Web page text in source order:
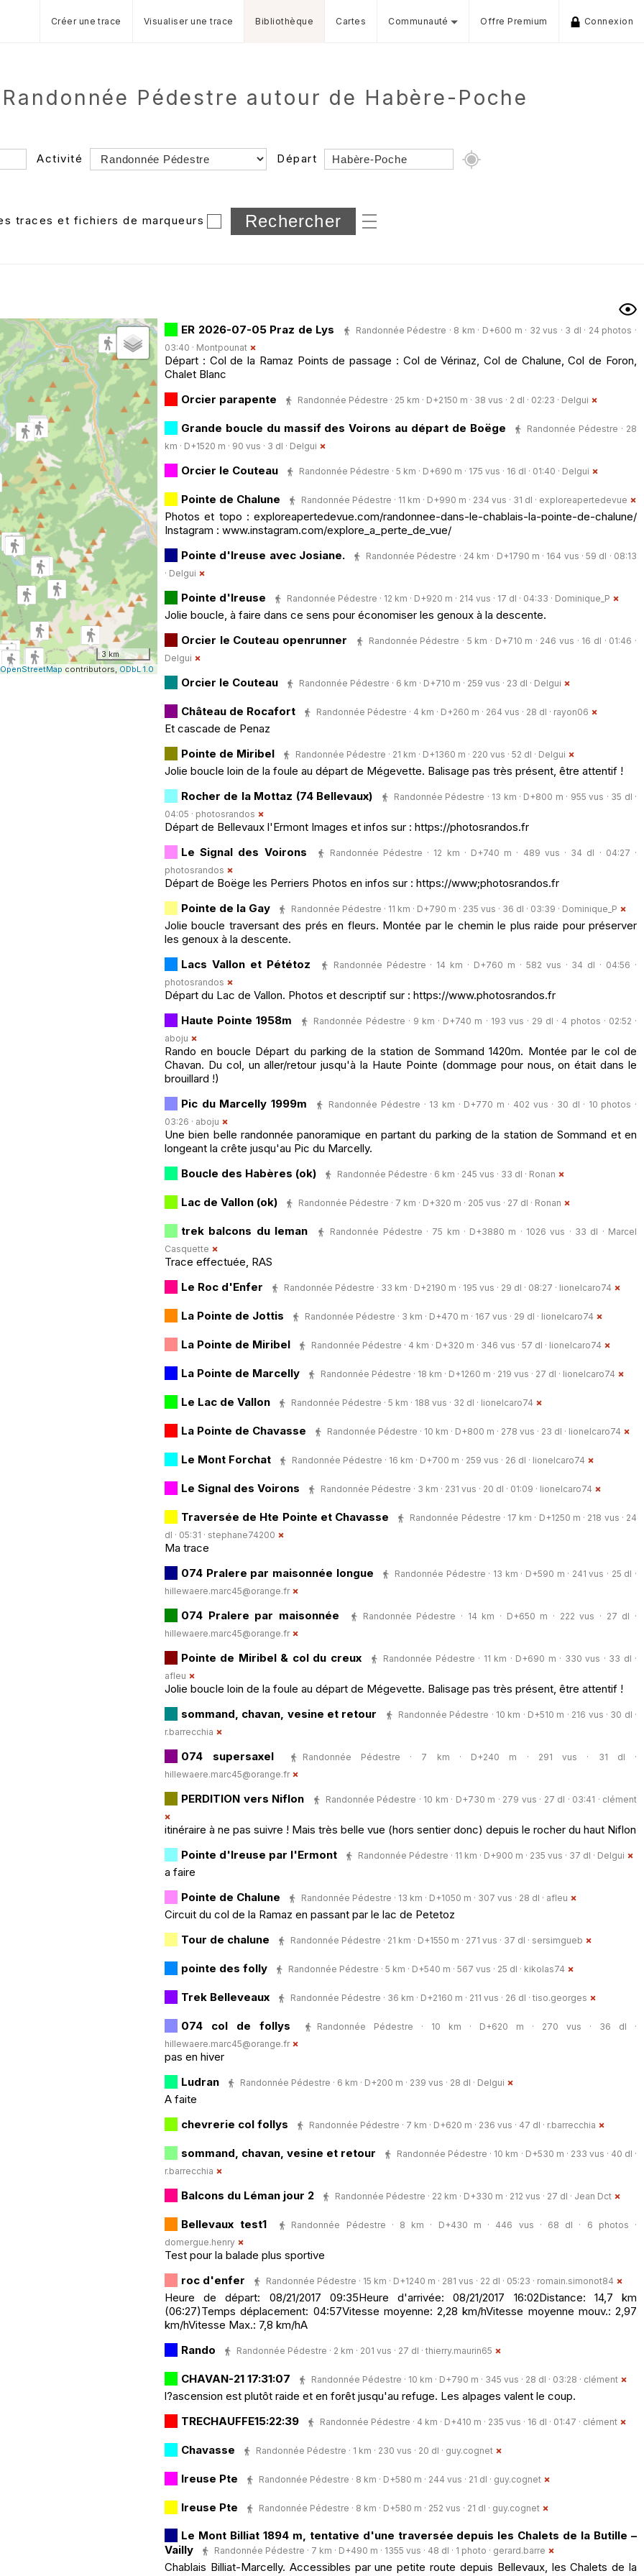
Créer une trace Visualiser une trace Bibliothèque Cartes Communauté Offre Premium Connexion
Pédestre autour de Habère-Poche
Activité Départ
Dossier
et sous-dossiers
traces et fichiers de marqueurs
3 km
OpenStreetMap contributors, ODbL 1.0
ER 2026-07-05 Praz de Lys
Randonnée Pédestre · 8 km · D+600 m · 32 vus · 3 dl · 24 photos ·
03:40 · Montpounat
Départ : Col de la Ramaz Points de passage : Col de Vérinaz, Col de Chalune, Col de Foron,
Chalet Blanc
Orcier parapente
Randonnée Pédestre · 25 km · D+2150 m · 38 vus · 2 dl · 02:23 · Delgui
Grande boucle du massif des Voirons au départ de Boëge
Randonnée Pédestre · 28
km · D+1520 m · 90 vus · 3 dl · Delgui
Orcier le Couteau Randonnée Pédestre · 5 km · D+690 m · 175 vus · 16 dl · 01:40 · Delgui
Pointe de Chalune Randonnée Pédestre · 11 km · D+990 m · 234 vus · 31 dl · exploreapertedevue
Photos et topo : exploreapertedevue.com/randonnee-dans-le-chablais-la-pointe-de-chalune/
Instagram : www.instagram.com/explore_a_perte_de_vue/
Pointe d'Ireuse avec Josiane.
Randonnée Pédestre · 24 km · D+1790 m · 164 vus · 59 dl · 08:13
· Delgui
Pointe d'Ireuse Randonnée Pédestre · 12 km · D+920 m · 214 vus · 17 dl · 04:33 · Dominique_P
Jolie boucle, à faire dans ce sens pour économiser les genoux à la descente.
Orcier le Couteau openrunner
Randonnée Pédestre · 5 km · D+710 m · 246 vus · 16 dl · 01:46 ·
Delgui
Orcier le Couteau Randonnée Pédestre · 6 km · D+710 m · 259 vus · 23 dl · Delgui
Château de Rocafort Randonnée Pédestre · 4 km · D+260 m · 264 vus · 28 dl · rayon06
Et cascade de Penaz
Pointe de Miribel
Randonnée Pédestre · 21 km · D+1360 m · 220 vus · 52 dl · Delgui
Jolie boucle loin de la foule au départ de Mégevette. Balisage pas très présent, être attentif !
Rocher de la Mottaz (74 Bellevaux)
Randonnée Pédestre · 13 km · D+800 m · 955 vus · 35 dl ·
04:05 · photosrandos
Départ de Bellevaux l'Ermont Images et infos sur : https://photosrandos.fr
Le Signal des Voirons
Randonnée Pédestre · 12 km · D+740 m · 489 vus · 34 dl · 04:27 ·
photosrandos
Départ de Boëge les Perriers Photos en infos sur : https://www;photosrandos.fr
Pointe de la Gay
Randonnée Pédestre · 11 km · D+790 m · 235 vus · 36 dl · 03:39 · Dominique_P
Jolie boucle traversant des prés en fleurs. Montée par le chemin le plus raide pour préserver
les genoux à la descente.
Lacs Vallon et Pététoz
Randonnée Pédestre · 14 km · D+760 m · 582 vus · 34 dl · 04:56 ·
photosrandos
Départ du Lac de Vallon. Photos et descriptif sur : https://www.photosrandos.fr
Haute Pointe 1958m
Randonnée Pédestre · 9 km · D+740 m · 193 vus · 29 dl · 4 photos · 02:52 ·
aboju
Rando en boucle Départ du parking de la station de Sommand 1420m. Montée par le col de
Chavan. Du col, un aller/retour jusqu'à la Haute Pointe (dommage pour nous, on était dans le
brouillard !)
Pic du Marcelly 1999m
Randonnée Pédestre · 13 km · D+770 m · 402 vus · 30 dl · 10 photos ·
03:26 · aboju
Une bien belle randonnée panoramique en partant du parking de la station de Sommand et en
longeant la crête jusqu'au Pic du Marcelly.
Boucle des Habères (ok)
Randonnée Pédestre · 6 km · 245 vus · 33 dl · Ronan
Lac de Vallon (ok) Randonnée Pédestre · 7 km · D+320 m · 205 vus · 27 dl · Ronan
trek balcons du leman Randonnée Pédestre · 75 km · D+3880 m · 1026 vus · 33 dl · Marcel
Casquette
Trace effectuée, RAS
Le Roc d'Enfer
Randonnée Pédestre · 33 km · D+2190 m · 195 vus · 29 dl · 08:27 · lionelcaro74
La Pointe de Jottis Randonnée Pédestre · 3 km · D+470 m · 167 vus · 29 dl · lionelcaro74
La Pointe de Miribel Randonnée Pédestre · 4 km · D+320 m · 346 vus · 57 dl · lionelcaro74
La Pointe de Marcelly Randonnée Pédestre · 18 km · D+1260 m · 219 vus · 27 dl · lionelcaro74
Le Lac de Vallon Randonnée Pédestre · 5 km · 188 vus · 32 dl · lionelcaro74
La Pointe de Chavasse Randonnée Pédestre · 10 km · D+800 m · 278 vus · 23 dl · lionelcaro74
Le Mont Forchat Randonnée Pédestre · 16 km · D+700 m · 259 vus · 26 dl · lionelcaro74
Le Signal des Voirons Randonnée Pédestre · 3 km · 231 vus · 20 dl · 01:09 · lionelcaro74
Traversée de Hte Pointe et Chavasse
Randonnée Pédestre · 17 km · D+1250 m · 218 vus · 24
dl · 05:31 · stephane74200
Ma trace
074 Pralere par maisonnée longue
Randonnée Pédestre · 13 km · D+590 m · 241 vus · 25 dl ·
hillewaere.marc45@orange.fr
074 Pralere par maisonnée
Randonnée Pédestre · 14 km · D+650 m · 222 vus · 27 dl ·
hillewaere.marc45@orange.fr
Pointe de Miribel & col du creux
Randonnée Pédestre · 11 km · D+690 m · 330 vus · 33 dl ·
afleu
Jolie boucle loin de la foule au départ de Mégevette. Balisage pas très présent, être attentif !
sommand, chavan, vesine et retour
Randonnée Pédestre · 10 km · D+510 m · 216 vus · 30 dl ·
r.barrecchia
074 supersaxel
Randonnée Pédestre · 7 km · D+240 m · 291 vus · 31 dl ·
hillewaere.marc45@orange.fr
PERDITION vers Niflon Randonnée Pédestre · 10 km · D+730 m · 279 vus · 27 dl · 03:41 · clément
itinéraire à ne pas suivre ! Mais très belle vue (hors sentier donc) depuis le rocher du haut Niflon
Pointe d'Ireuse par l'Ermont
Randonnée Pédestre · 11 km · D+900 m · 235 vus · 37 dl · Delgui
a faire
Pointe de Chalune
Randonnée Pédestre · 13 km · D+1050 m · 307 vus · 28 dl · afleu
Circuit du col de la Ramaz en passant par le lac de Petetoz
Tour de chalune
Randonnée Pédestre · 21 km · D+1550 m · 271 vus · 37 dl · sersimgueb
pointe des folly Randonnée Pédestre · 5 km · D+540 m · 567 vus · 25 dl · kikolas74
Trek Belleveaux Randonnée Pédestre · 36 km · D+2160 m · 211 vus · 26 dl · tiso.georges
074 col de follys
Randonnée Pédestre · 10 km · D+620 m · 270 vus · 36 dl ·
hillewaere.marc45@orange.fr
pas en hiver
Ludran
Randonnée Pédestre · 6 km · D+200 m · 239 vus · 28 dl · Delgui
A faite
chevrerie col follys
Randonnée Pédestre · 7 km · D+620 m · 236 vus · 47 dl · r.barrecchia
sommand, chavan, vesine et retour
Randonnée Pédestre · 10 km · D+530 m · 233 vus · 40 dl ·
r.barrecchia
Balcons du Léman jour 2 Randonnée Pédestre · 22 km · D+330 m · 212 vus · 27 dl · Jean Dct
Bellevaux test1
Randonnée Pédestre · 8 km · D+430 m · 446 vus · 68 dl · 6 photos ·
domergue.henry
Test pour la balade plus sportive
roc d'enfer
Randonnée Pédestre · 15 km · D+1240 m · 281 vus · 22 dl · 05:23 · romain.simonot84
Heure de départ: 08/21/2017 09:35Heure d'arrivée: 08/21/2017 16:02Distance: 14,7 km
(06:27)Temps déplacement: 04:57Vitesse moyenne: 2,28 km/hVitesse moyenne mouv.: 2,97
km/hVitesse Max.: 7,8 km/hA
Rando
Randonnée Pédestre · 2 km · 201 vus · 27 dl · thierry.maurin65
CHAVAN-21 17:31:07 Randonnée Pédestre · 10 km · D+790 m · 345 vus · 28 dl · 03:28 · clément
l?ascension est plutôt raide et en forêt jusqu'au refuge. Les alpages valent le coup.
TRECHAUFFE15:22:39
Randonnée Pédestre · 4 km · D+410 m · 235 vus · 16 dl · 01:47 · clément
Chavasse Randonnée Pédestre · 1 km · 230 vus · 20 dl · guy.cognet
Ireuse Pte Randonnée Pédestre · 8 km · D+580 m · 244 vus · 21 dl · guy.cognet
Ireuse Pte Randonnée Pédestre · 8 km · D+580 m · 252 vus · 21 dl · guy.cognet
Le Mont Billiat 1894 m, tentative d'une traversée depuis les Chalets de la Butille –
Vailly
Randonnée Pédestre · 7 km · D+490 m · 1355 vus · 48 dl · 1 photo · gerard.barre
Chablais Billiat-Marcelly. Accessibles par une petite route depuis Bellevaux, les Chalets de la